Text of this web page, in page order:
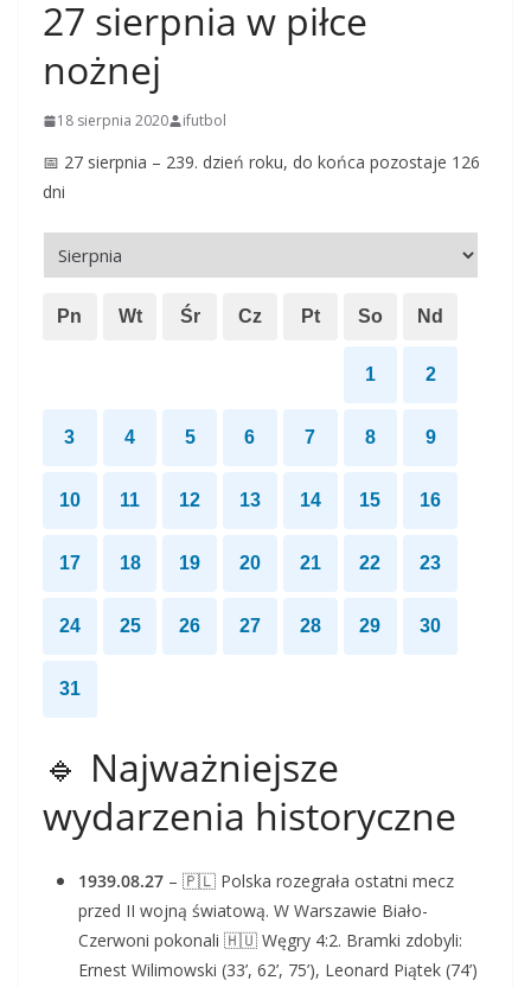
27 sierpnia w piłce
nożnej
18 sierpnia 2020 ifutbol
📅 27 sierpnia – 239. dzień roku, do końca pozostaje 126
dni
Pn Wt Śr Cz Pt So Nd
1 2
3 4 5 6 7 8 9
10 11 12 13 14 15 16
17 18 19 20 21 22 23
24 25 26 27 28 29 30
31
🔹 Najważniejsze
wydarzenia historyczne
1939.08.27 – 🇵🇱 Polska rozegrała ostatni mecz
przed II wojną światową. W Warszawie Biało-
Czerwoni pokonali 🇭🇺 Węgry 4:2. Bramki zdobyli:
Ernest Wilimowski (33’, 62’, 75’), Leonard Piątek (74’)